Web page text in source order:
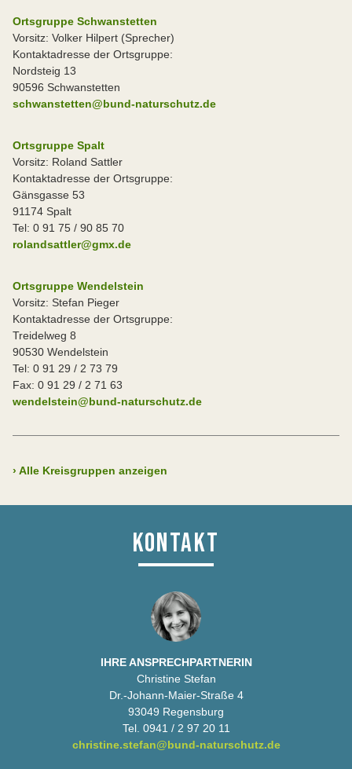
Ortsgruppe Schwanstetten
Vorsitz: Volker Hilpert (Sprecher)
Kontaktadresse der Ortsgruppe:
Nordsteig 13
90596 Schwanstetten
schwanstetten@bund-naturschutz.de
Ortsgruppe Spalt
Vorsitz: Roland Sattler
Kontaktadresse der Ortsgruppe:
Gänsgasse 53
91174 Spalt
Tel: 0 91 75 / 90 85 70
rolandsattler@gmx.de
Ortsgruppe Wendelstein
Vorsitz: Stefan Pieger
Kontaktadresse der Ortsgruppe:
Treidelweg 8
90530 Wendelstein
Tel: 0 91 29 / 2 73 79
Fax: 0 91 29 / 2 71 63
wendelstein@bund-naturschutz.de
› Alle Kreisgruppen anzeigen
KONTAKT
IHRE ANSPRECHPARTNERIN
Christine Stefan
Dr.-Johann-Maier-Straße 4
93049 Regensburg
Tel. 0941 / 2 97 20 11
christine.stefan@bund-naturschutz.de